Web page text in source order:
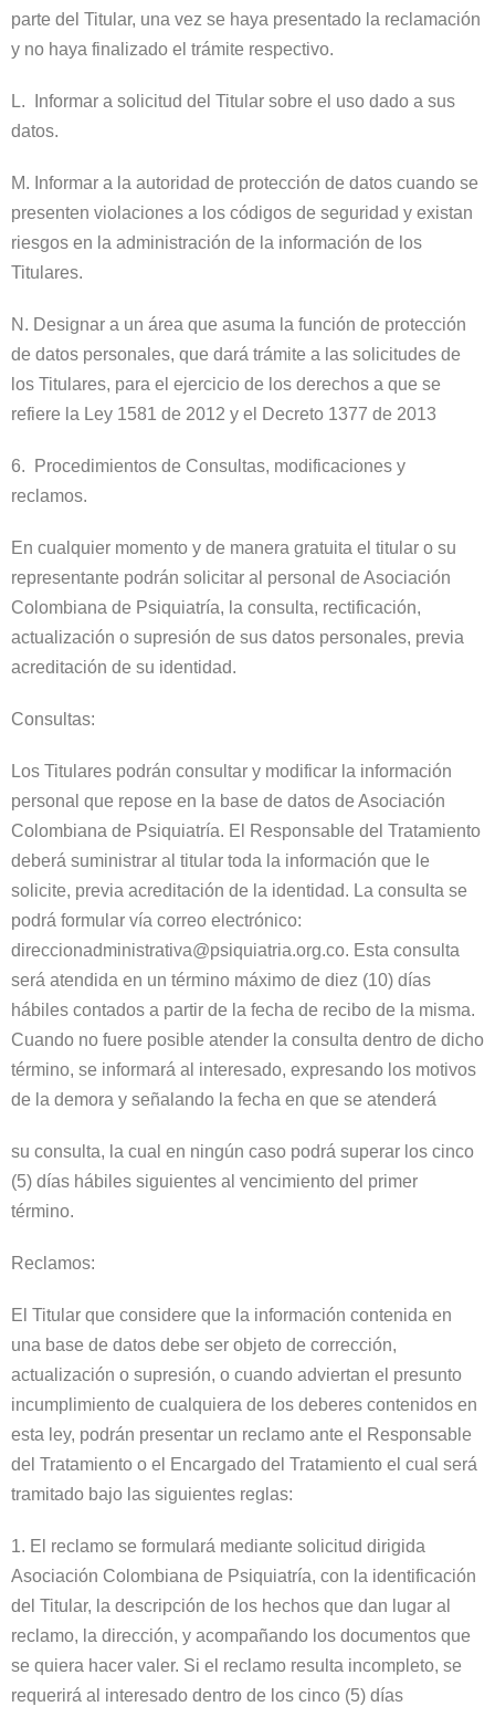
parte del Titular, una vez se haya presentado la reclamación
y no haya finalizado el trámite respectivo.
L. Informar a solicitud del Titular sobre el uso dado a sus
datos.
M. Informar a la autoridad de protección de datos cuando se
presenten violaciones a los códigos de seguridad y existan
riesgos en la administración de la información de los
Titulares.
N. Designar a un área que asuma la función de protección
de datos personales, que dará trámite a las solicitudes de
los Titulares, para el ejercicio de los derechos a que se
refiere la Ley 1581 de 2012 y el Decreto 1377 de 2013
6. Procedimientos de Consultas, modificaciones y
reclamos.
En cualquier momento y de manera gratuita el titular o su
representante podrán solicitar al personal de Asociación
Colombiana de Psiquiatría, la consulta, rectificación,
actualización o supresión de sus datos personales, previa
acreditación de su identidad.
Consultas:
Los Titulares podrán consultar y modificar la información
personal que repose en la base de datos de Asociación
Colombiana de Psiquiatría. El Responsable del Tratamiento
deberá suministrar al titular toda la información que le
solicite, previa acreditación de la identidad. La consulta se
podrá formular vía correo electrónico:
direccionadministrativa@psiquiatria.org.co. Esta consulta
será atendida en un término máximo de diez (10) días
hábiles contados a partir de la fecha de recibo de la misma.
Cuando no fuere posible atender la consulta dentro de dicho
término, se informará al interesado, expresando los motivos
de la demora y señalando la fecha en que se atenderá
su consulta, la cual en ningún caso podrá superar los cinco
(5) días hábiles siguientes al vencimiento del primer
término.
Reclamos:
El Titular que considere que la información contenida en
una base de datos debe ser objeto de corrección,
actualización o supresión, o cuando adviertan el presunto
incumplimiento de cualquiera de los deberes contenidos en
esta ley, podrán presentar un reclamo ante el Responsable
del Tratamiento o el Encargado del Tratamiento el cual será
tramitado bajo las siguientes reglas:
1. El reclamo se formulará mediante solicitud dirigida
Asociación Colombiana de Psiquiatría, con la identificación
del Titular, la descripción de los hechos que dan lugar al
reclamo, la dirección, y acompañando los documentos que
se quiera hacer valer. Si el reclamo resulta incompleto, se
requerirá al interesado dentro de los cinco (5) días